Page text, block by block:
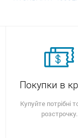
Покупки в
Купуйте потрібні
розстрочку.